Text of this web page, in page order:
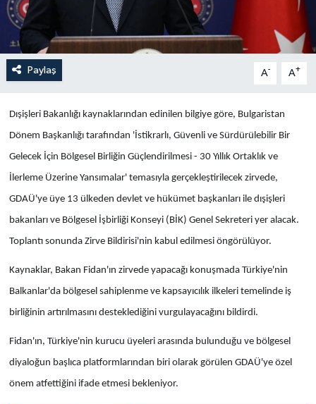
Paylaş A- A+
Dışişleri Bakanlığı kaynaklarından edinilen bilgiye göre, Bulgaristan
Dönem Başkanlığı tarafından 'İstikrarlı, Güvenli ve Sürdürülebilir Bir
Gelecek İçin Bölgesel Birliğin Güçlendirilmesi - 30 Yıllık Ortaklık ve
İlerleme Üzerine Yansımalar' temasıyla gerçekleştirilecek zirvede,
GDAÜ'ye üye 13 ülkeden devlet ve hükümet başkanları ile dışişleri
bakanları ve Bölgesel İşbirliği Konseyi (BİK) Genel Sekreteri yer alacak.
Toplantı sonunda Zirve Bildirisi'nin kabul edilmesi öngörülüyor.
Kaynaklar, Bakan Fidan'ın zirvede yapacağı konuşmada Türkiye'nin
Balkanlar'da bölgesel sahiplenme ve kapsayıcılık ilkeleri temelinde iş
birliğinin artırılmasını desteklediğini vurgulayacağını bildirdi.
Fidan'ın, Türkiye'nin kurucu üyeleri arasında bulunduğu ve bölgesel
diyaloğun başlıca platformlarından biri olarak görülen GDAÜ'ye özel
önem atfettiğini ifade etmesi bekleniyor.
Eği̇ti̇m